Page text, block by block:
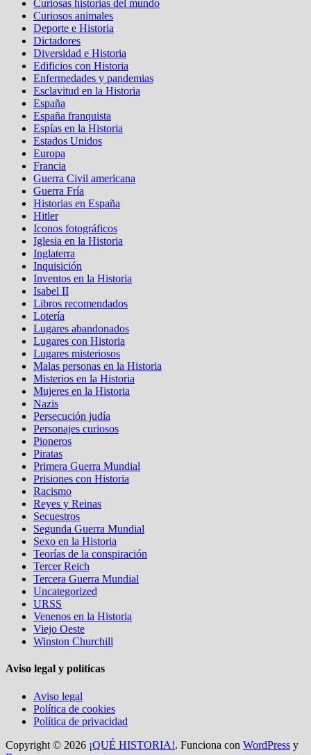
Curiosas historias del mundo
Curiosos animales
Deporte e Historia
Dictadores
Diversidad e Historia
Edificios con Historia
Enfermedades y pandemias
Esclavitud en la Historia
España
España franquista
Espías en la Historia
Estados Unidos
Europa
Francia
Guerra Civil americana
Guerra Fría
Historias en España
Hitler
Iconos fotográficos
Iglesia en la Historia
Inglaterra
Inquisición
Inventos en la Historia
Isabel II
Libros recomendados
Lotería
Lugares abandonados
Lugares con Historia
Lugares misteriosos
Malas personas en la Historia
Misterios en la Historia
Mujeres en la Historia
Nazis
Persecución judía
Personajes curiosos
Pioneros
Piratas
Primera Guerra Mundial
Prisiones con Historia
Racismo
Reyes y Reinas
Secuestros
Segunda Guerra Mundial
Sexo en la Historia
Teorías de la conspiración
Tercer Reich
Tercera Guerra Mundial
Uncategorized
URSS
Venenos en la Historia
Viejo Oeste
Winston Churchill
Aviso legal y políticas
Aviso legal
Política de cookies
Política de privacidad
Copyright © 2026 ¡QUÉ HISTORIA!. Funciona con WordPress y